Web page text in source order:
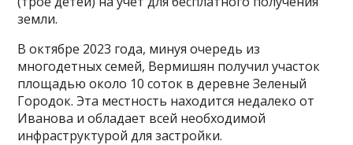
земли.
В октябре 2023 года, минуя очередь из
многодетных семей, Вермишян получил участок
площадью около 10 соток в деревне Зеленый
Городок. Эта местность находится недалеко от
Иванова и обладает всей необходимой
инфраструктурой для застройки.